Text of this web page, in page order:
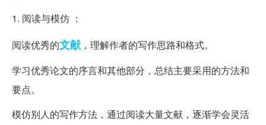
1. 阅读与模仿 ：
阅读优秀的文献 ，理解作者的写作思路和格式。
学习优秀论文的序言和其他部分，总结主要采用的方法和
要点。
模仿别人的写作方法，通过阅读大量文献，逐渐学会灵活